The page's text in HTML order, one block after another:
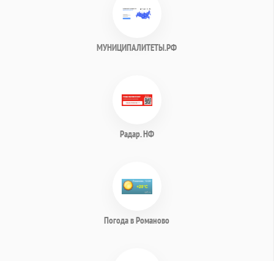
МУНИЦИПАЛИТЕТЫ.РФ
Радар. НФ
Погода в Романово